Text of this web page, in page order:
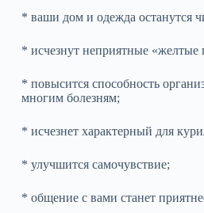
* ваши дом и одежда останутся
* исчезнут неприятные «желтые
* повысится способность
многим болезням;
* исчезнет характерный для
* улучшится самочувствие;
* общение с вами станет